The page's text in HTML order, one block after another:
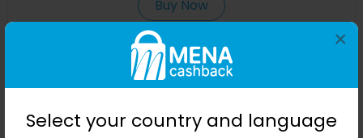
Select your country and language
×
Buy Now